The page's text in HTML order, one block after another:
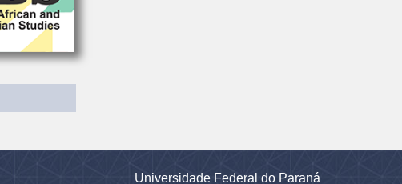
Universidade Federal do Paraná